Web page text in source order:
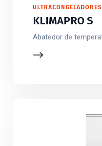
KLIMAPRO S
Abatedor de